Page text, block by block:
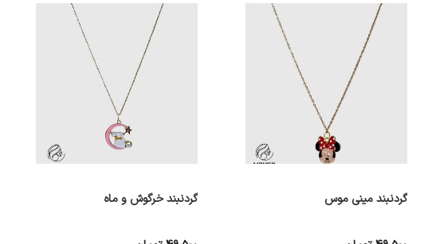
گردنبند مینی موس گردنبند خرگوش و ماه